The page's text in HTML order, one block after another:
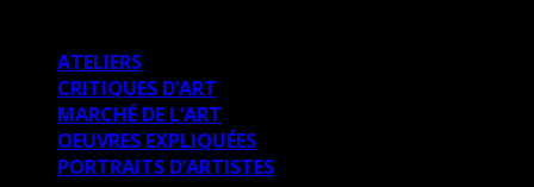
ATELIERS
CRITIQUES D’ART
MARCHÉ DE L’ART
OEUVRES EXPLIQUÉES
PORTRAITS D’ARTISTES